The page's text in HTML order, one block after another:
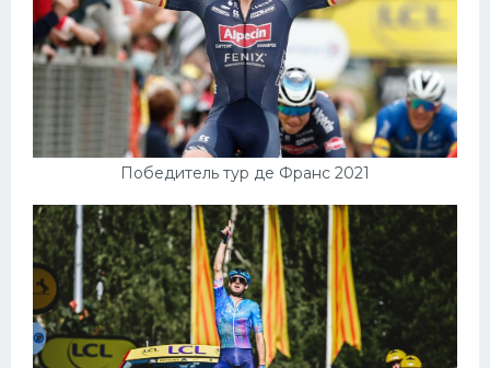
Победитель тур де Франс 2021